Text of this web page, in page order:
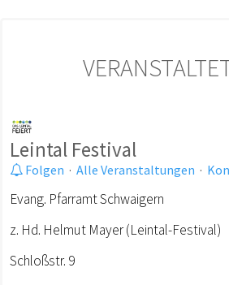
Leintal Festival
Folgen · Alle Veranstaltungen ·
Evang. Pfarramt Schwaigern
z. Hd. Helmut Mayer (Leintal-Festival)
Schloßstr. 9